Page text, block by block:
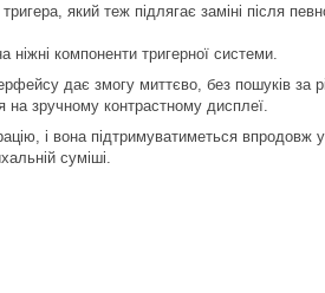
який теж підлягає заміні після
ніжні компоненти тригерної системи.
дає змогу миттєво, без пошуків за
на зручному контрастному дисплеї.
і вона підтримуватиметься впродовж
суміші.